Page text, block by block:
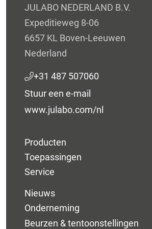
JULABO NEDERLAND B.V.
Expeditieweg 8-06
6657 KL Boven-Leeuwen
Nederland
+31 487 507060
Stuur een e-mail
www.julabo.com/nl
Producten
Toepassingen
Service
Nieuws
Onderneming
Beurzen & tentoonstellingen